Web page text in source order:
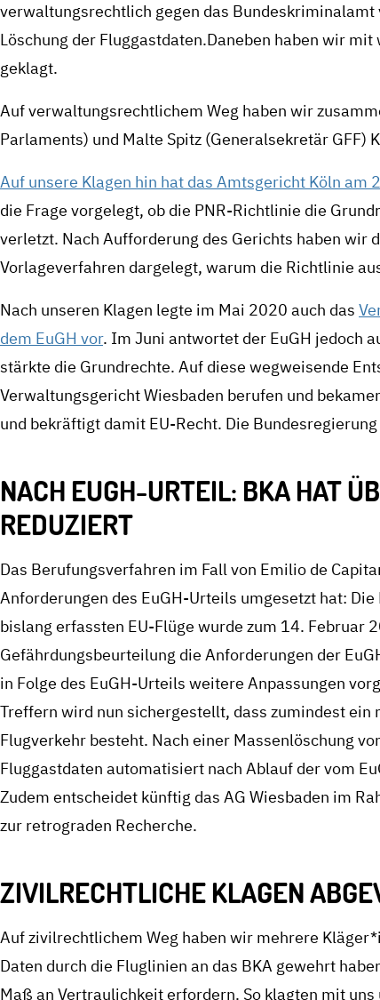
verwaltungsrechtlich gegen das
Löschung der Fluggastdaten.Daneben haben wir
geklagt.
Auf verwaltungsrechtlichem Weg haben wir
Parlaments) und Malte Spitz (Generalsekretär GFF)
Auf unsere Klagen hin hat das Amtsgericht Köln am
die Frage vorgelegt, ob die PNR-Richtlinie die
verletzt. Nach Aufforderung des Gerichts haben wir
Vorlageverfahren dargelegt, warum die Richtlinie
Nach unseren Klagen legte im Mai 2020 auch das
dem EuGH vor. Im Juni antwortet der EuGH jedoch
stärkte die Grundrechte. Auf diese wegweisende
Verwaltungsgericht Wiesbaden berufen und
und bekräftigt damit EU-Recht. Die
NACH EUGH-URTEIL: BKA HAT
REDUZIERT
Das Berufungsverfahren im Fall von Emilio de
Anforderungen des EuGH-Urteils umgesetzt hat:
bislang erfassten EU-Flüge wurde zum 14. Februar
Gefährdungsbeurteilung die Anforderungen der
in Folge des EuGH-Urteils weitere Anpassungen
Treffern wird nun sichergestellt, dass zumindest
Flugverkehr besteht. Nach einer Massenlöschung
Fluggastdaten automatisiert nach Ablauf der vom
Zudem entscheidet künftig das AG Wiesbaden im
zur retrograden Recherche.
ZIVILRECHTLICHE KLAGEN
Auf zivilrechtlichem Weg haben wir mehrere
Daten durch die Fluglinien an das BKA gewehrt
Maß an Vertraulichkeit erfordern. So klagten mit